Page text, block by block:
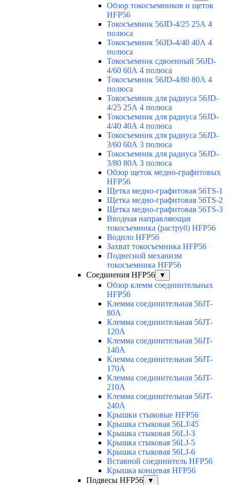
Обзор токосъемников и щеток
HFP56
Токосъемник 56JD-4/25 25А 4
полюса
Токосъемник 56JD-4/40 40А 4
полюса
Токосъемник сдвоенный 56JD-
4/60 60А 4 полюса
Токосъемник 56JD-4/80 80А 4
полюса
Токосъемник для радиуса 56JD-
4/25 25А 4 полюса
Токосъемник для радиуса 56JD-
4/40 40А 4 полюса
Токосъемник для радиуса 56JD-
3/60 60А 3 полюса
Токосъемник для радиуса 56JD-
3/80 80А 3 полюса
Обзор щеток медно-графитовых
HFP56
Щетка медно-графитовая 56TS-1
Щетка медно-графитовая 56TS-2
Щетка медно-графитовая 56TS-3
Вводная направляющая
токосъемника (раструб) HFP56
Водило HFP56
Захват токосъемника HFP56
Подвесной механизм
токосъемника HFP56
Соединения HFP56
▼
Обзор клемм соединительных
HFP56
Клемма соединительная 56JT-
80A
Клемма соединительная 56JT-
120A
Клемма соединительная 56JT-
140A
Клемма соединительная 56JT-
170A
Клемма соединительная 56JT-
210A
Клемма соединительная 56JT-
240A
Крышки стыковые HFP56
Крышка стыковая 56LJ/45
Крышка стыковая 56LJ-3
Крышка стыковая 56LJ-5
Крышка стыковая 56LJ-6
Вставной соединитель HFP56
Крышка концевая HFP56
Подвесы HFP56
▼